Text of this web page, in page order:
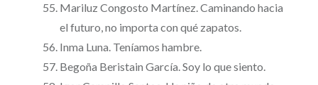
Mariluz Congosto Martínez. Caminando hacia
el futuro, no importa con qué zapatos.
Inma Luna. Teníamos hambre.
Begoña Beristain García. Soy lo que siento.